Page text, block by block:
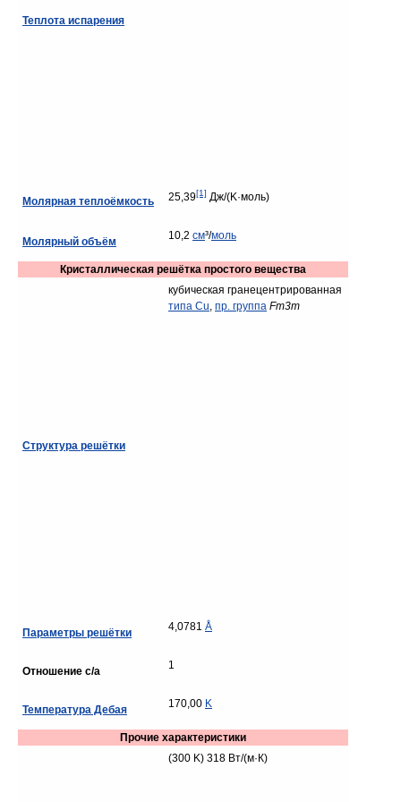
Теплота испарения
Молярная теплоёмкость 25,39[1] Дж/(K·моль)
Молярный объём 10,2 см³/моль
Кристаллическая решётка простого вещества
Структура решётки
кубическая гранецентрированная
типа Cu, пр. группа Fm3m
Параметры решётки 4,0781 Å
Отношение c/a 1
Температура Дебая 170,00 K
Прочие характеристики
(300 K) 318 Вт/(м·К)